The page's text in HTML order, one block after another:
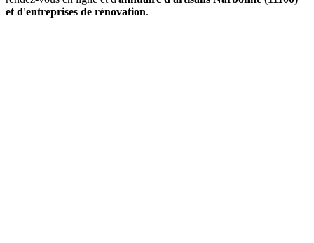
et d'entreprises de rénovation.